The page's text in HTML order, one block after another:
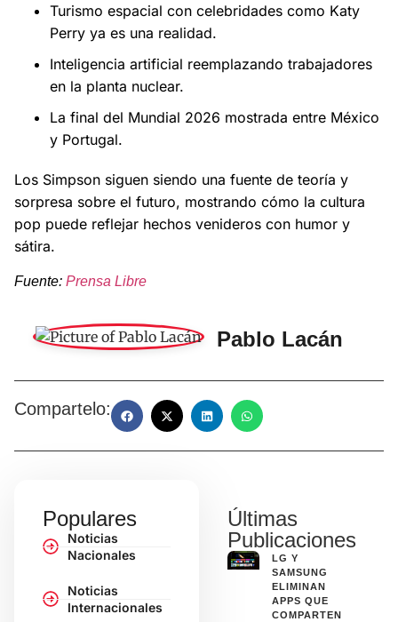
Turismo espacial con celebridades como Katy
Perry ya es una realidad.
Inteligencia artificial reemplazando trabajadores
en la planta nuclear.
La final del Mundial 2026 mostrada entre México
y Portugal.
Los Simpson siguen siendo una fuente de teoría y
sorpresa sobre el futuro, mostrando cómo la cultura
pop puede reflejar hechos venideros con humor y
sátira.
Fuente: Prensa Libre
Pablo Lacán
Compartelo:
Populares
Noticias
Nacionales
Noticias
Internacionales
Últimas
Publicaciones
LG Y
SAMSUNG
ELIMINAN
APPS QUE
COMPARTEN